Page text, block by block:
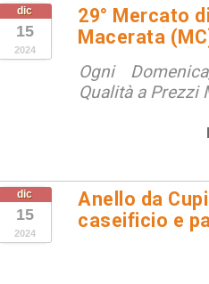
dic
15
2024
29° Mercato
Macerata
Ogni
Qualità a Prezzi
dic
15
2024
Anello da
caseificio e